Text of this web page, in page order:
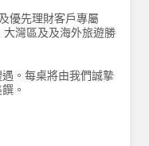
優先理財客戶專屬
大灣區及及海外旅遊勝
。每桌將由我們誠摯
。